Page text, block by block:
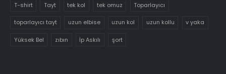
T-shirt Tayt tek kol tek omuz Toparlayıcı
toparlayıcı tayt uzun elbise uzun kol uzun kollu v yaka
Yüksek Bel zıbın İp Askılı şort